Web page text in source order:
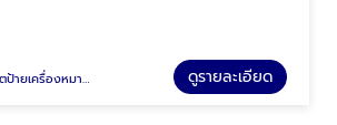
ยเครื่องหมายห้าม ดูรายละเอียด